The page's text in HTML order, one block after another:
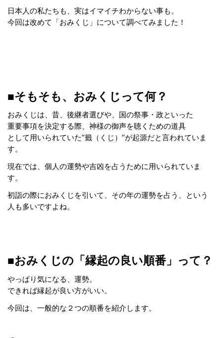
日本人の私たちも、実はイマイチわからない事も。
今回は改めて「おみくじ」について調べてみました！
■そもそも、おみくじって何？
おみくじは、昔、後継者選びや、国の祭事・政といった
重要事項を決定する際、神様の御声を聴くための道具
として用いられていた”籤（くじ）”が起源だと言われていま
す。
現在では、個人の運勢や吉凶を占うために用いられていま
す。
初詣の際におみくじを引いて、その年の運勢を占う、という
人も多いですよね。
■おみくじの「縁起の良い順番」って？
やっぱり気になる、運勢。
できれば縁起が良い方がいい。
今回は、一般的な２つの順番を紹介します。